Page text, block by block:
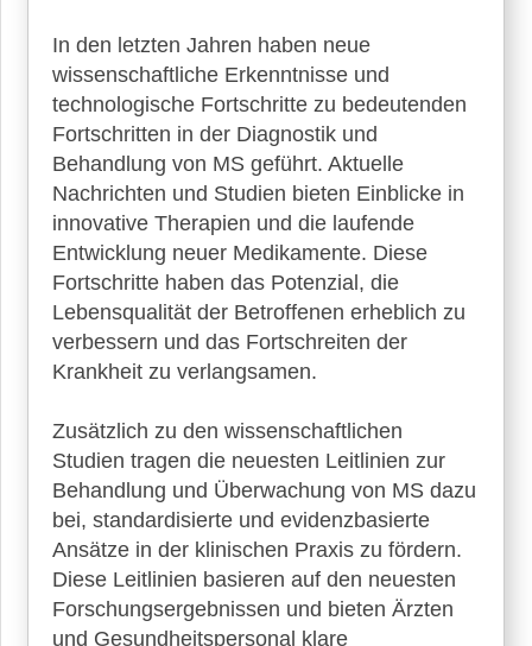
In den letzten Jahren haben neue
wissenschaftliche Erkenntnisse und
technologische Fortschritte zu bedeutenden
Fortschritten in der Diagnostik und
Behandlung von MS geführt. Aktuelle
Nachrichten und Studien bieten Einblicke in
innovative Therapien und die laufende
Entwicklung neuer Medikamente. Diese
Fortschritte haben das Potenzial, die
Lebensqualität der Betroffenen erheblich zu
verbessern und das Fortschreiten der
Krankheit zu verlangsamen.
Zusätzlich zu den wissenschaftlichen
Studien tragen die neuesten Leitlinien zur
Behandlung und Überwachung von MS dazu
bei, standardisierte und evidenzbasierte
Ansätze in der klinischen Praxis zu fördern.
Diese Leitlinien basieren auf den neuesten
Forschungsergebnissen und bieten Ärzten
und Gesundheitspersonal klare
News
Symptome
Therapien
►
Krankheiten